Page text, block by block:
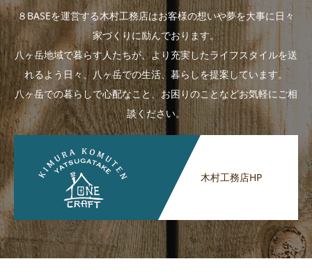
８BASEを運営する木村工務店はお客様の想いや夢を大事に日々
家づくりに励んでおります。
八ヶ岳地域で暮らす人たちが、より充実したライフスタイルを送
れるよう日々、八ヶ岳での生活、暮らしを提案しています。
八ヶ岳での暮らしで心配なこと、お困りのことなどお気軽にご相
談ください。
木村工務店HP